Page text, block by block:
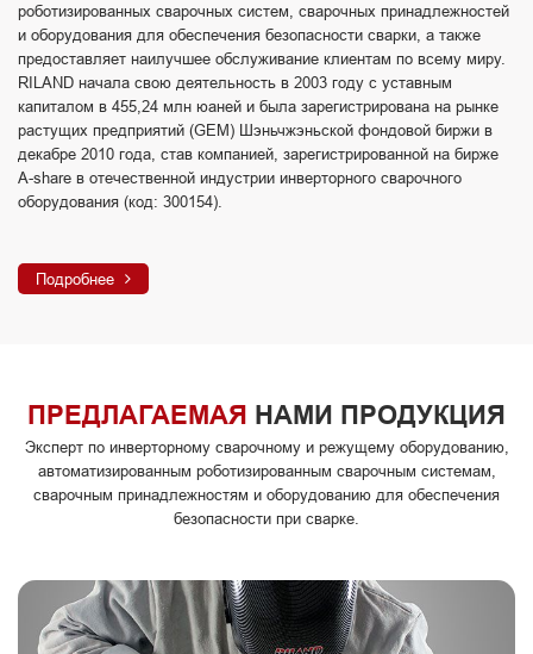
роботизированных сварочных систем, сварочных принадлежностей
и оборудования для обеспечения безопасности сварки, а также
предоставляет наилучшее обслуживание клиентам по всему миру.
RILAND начала свою деятельность в 2003 году с уставным
капиталом в 455,24 млн юаней и была зарегистрирована на рынке
растущих предприятий (GEM) Шэньчжэньской фондовой биржи в
декабре 2010 года, став компанией, зарегистрированной на бирже
A-share в отечественной индустрии инверторного сварочного
оборудования (код: 300154).
Подробнее
ПРЕДЛАГАЕМАЯ НАМИ ПРОДУКЦИЯ
Эксперт по инверторному сварочному и режущему оборудованию,
автоматизированным роботизированным сварочным системам,
сварочным принадлежностям и оборудованию для обеспечения
безопасности при сварке.